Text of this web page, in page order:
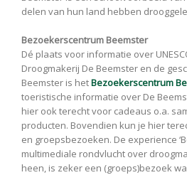
delen van hun land hebben
Bezoekerscentrum Beemster
Dé plaats voor informatie over
Droogmakerij De Beemster en de
Beemster is hetBezoekerscentrum
toeristische informatie over De
hier ook terecht voor cadeaus o.a.
producten. Bovendien kun je hier
en groepsbezoeken. De experience
multimediale rondvlucht over
heen, is zeker een (groeps)bezoek